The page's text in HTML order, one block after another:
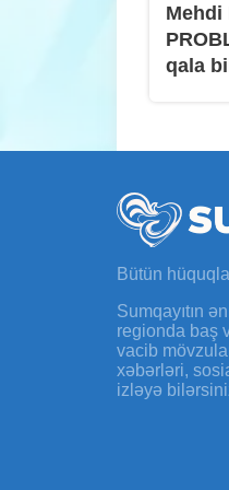
Mehdi
qala
Bütün
Sumqayıtın
regionda baş
vacib
xəbərləri,
izləyə